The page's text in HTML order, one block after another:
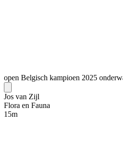
open Belgisch kampioen 2025
Jos van Zijl
Flora en Fauna
15m